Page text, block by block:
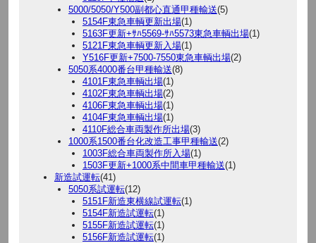
5000/5050/Y500副都心直通甲種輸送(5)
5154F東急車輌更新出場(1)
5163F更新+ｻﾊ5569-ｻﾊ5573東急車輌出場(1)
5121F東急車輌更新入場(1)
Y516F更新+7500-7550東急車輌出場(2)
5050系4000番台甲種輸送(8)
4101F東急車輌出場(1)
4102F東急車輌出場(2)
4106F東急車輌出場(1)
4104F東急車輌出場(1)
4110F総合車両製作所出場(3)
1000系1500番台化改造工事甲種輸送(2)
1003F総合車両製作所入場(1)
1503F更新+1000系中間車甲種輸送(1)
新造試運転(41)
5050系試運転(12)
5151F新造東横線試運転(1)
5154F新造試運転(1)
5155F新造試運転(1)
5156F新造試運転(1)